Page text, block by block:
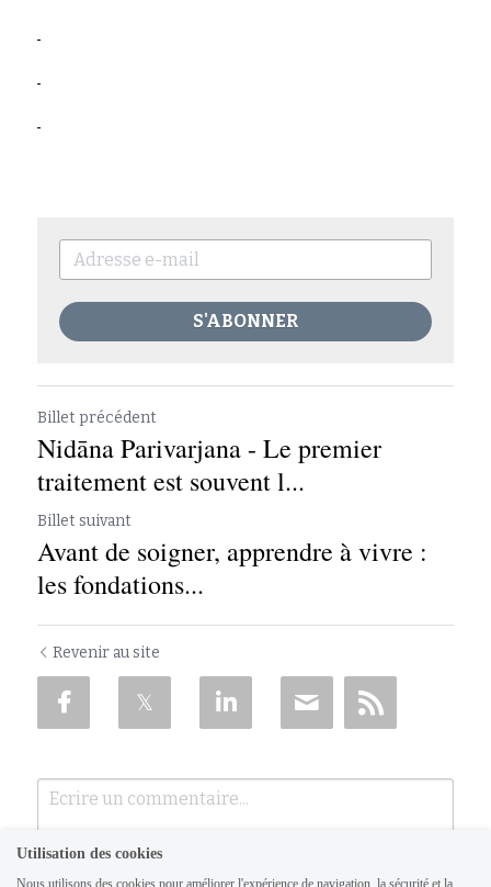
S'ABONNER
Billet précédent
Nidāna Parivarjana - Le premier
traitement est souvent l...
Billet suivant
Avant de soigner, apprendre à vivre :
les fondations...
Revenir au site
Utilisation des cookies
Nous utilisons des cookies pour améliorer l'expérience de navigation, la sécurité et la